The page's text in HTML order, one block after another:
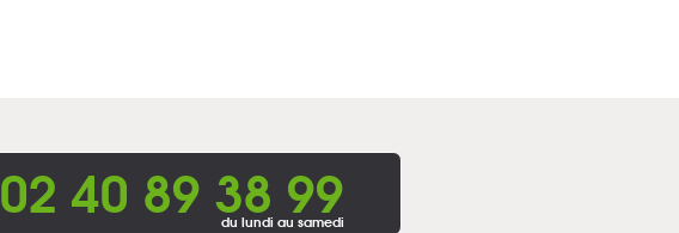
02 40 89 38 99
du lundi au samedi